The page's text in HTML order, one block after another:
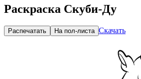
Раскраска Скуби-Ду
Распечатать На пол-листа Скачать